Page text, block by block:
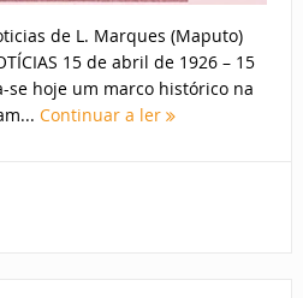
de L. Marques (Maputo)
15 de abril de 1926 – 15
se hoje um marco histórico na
Continuar a ler